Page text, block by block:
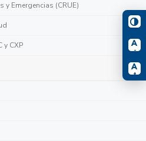
y Emergencias (CRUE)
y CXP A
-
A
+